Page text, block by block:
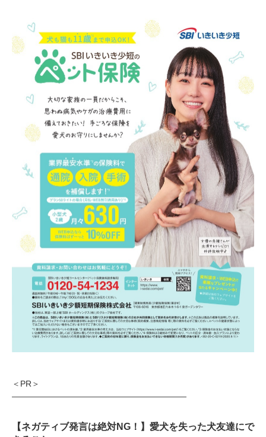
＜PR＞
―――――――――――――――――――――
【ネガティブ発言は絶対NG！】愛犬を失った犬友達にで
PECOアプリをダウンロード済みの方